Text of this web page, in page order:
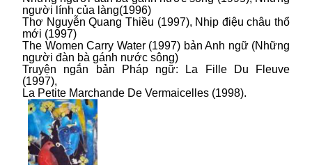
người lính của làng(1996)
Thơ Nguyễn Quang Thiều (1997), Nhịp điệu châu thổ
mới (1997)
The Women Carry Water (1997) bản Anh ngữ (Những
người đàn bà gánh nước sông)
Truyện ngắn bản Pháp ngữ: La Fille Du Fleuve
(1997),
La Petite Marchande De Vermaicelles (1998).